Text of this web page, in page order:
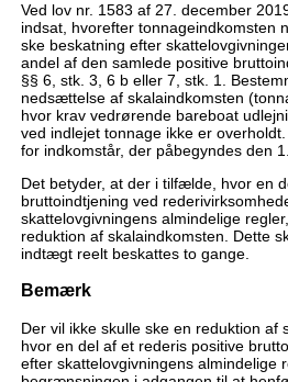
Ved lov nr. 1583 af 27. december
indsat, hvorefter tonnageindkomsten
ske beskatning efter
andel af den samlede positive
§§ 6, stk. 3, 6 b eller 7, stk. 1.
nedsættelse af skalaindkomsten
hvor krav vedrørende bareboat
ved indlejet tonnage ikke er
for indkomstår, der påbegyndes den
Det betyder, at der i tilfælde, hvor en
bruttoindtjening ved
skattelovgivningens almindelige
reduktion af skalaindkomsten. Dette
indtægt reelt beskattes to gange.
Bemærk
Der vil ikke skulle ske en reduktion af
hvor en del af et rederis positive
efter skattelovgivningens almindelige